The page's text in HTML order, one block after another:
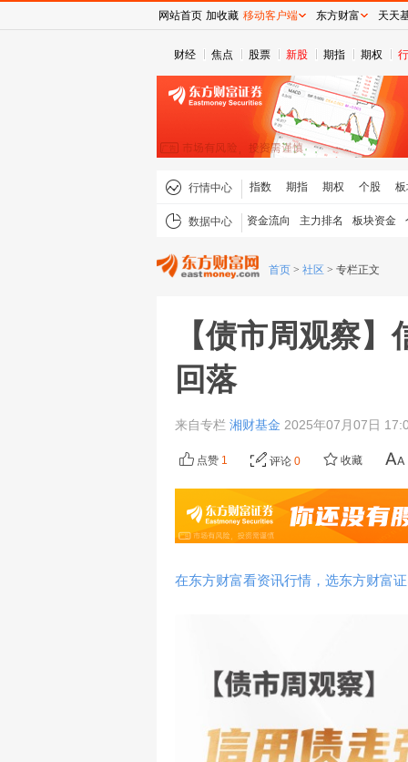
财经 焦点 股票 新股 期指 期权
行情中心 指数 期指 期权 个股
数据中心 资金流向 主力排名 板块资金
首页 > 社区 > 专栏正文
【债市周观察
回落
来自专栏 湘财基金 2025年07月07日
点赞 1 评论 0 收藏
在东方财富看资讯行情，选东方财富
网站首页 加收藏 移动客户端 东方财富 天天